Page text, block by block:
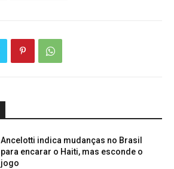
Ancelotti indica mudanças no Brasil
para encarar o Haiti, mas esconde o
jogo